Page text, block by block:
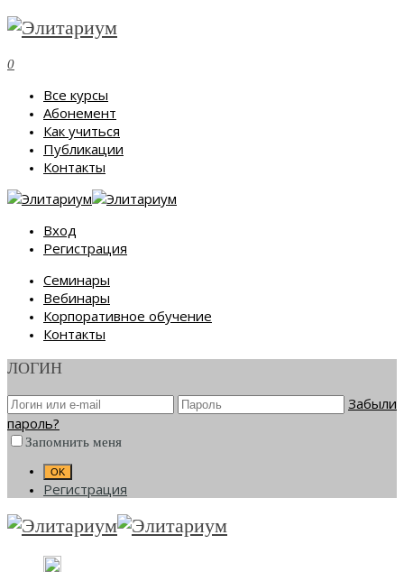
0
Все курсы
Абонемент
Как учиться
Публикации
Контакты
Вход
Регистрация
Семинары
Вебинары
Корпоративное обучение
Контакты
ЛОГИН
Забыли
пароль?
Запомнить меня
Регистрация